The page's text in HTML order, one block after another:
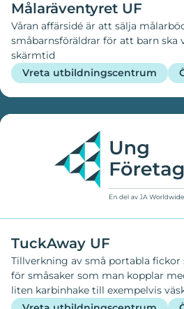
Målaräventyret UF
Våran affärsidé är att sälja
småbarnsföräldrar för att barn ska
skärmtid
Vreta utbildningscentrum
TuckAway UF
Tillverkning av små portabla fickor
för småsaker som man kopplar
liten karbinhake till exempelvis
andra ställen för att lätt kunna